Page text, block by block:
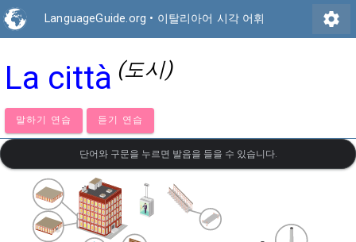
LanguageGuide.org • 이탈리아어 시각 어휘 settings
La città (도시)
말하기 연습 듣기 연습
단어와 구문을 누르면 발음을 들을 수 있습니다.